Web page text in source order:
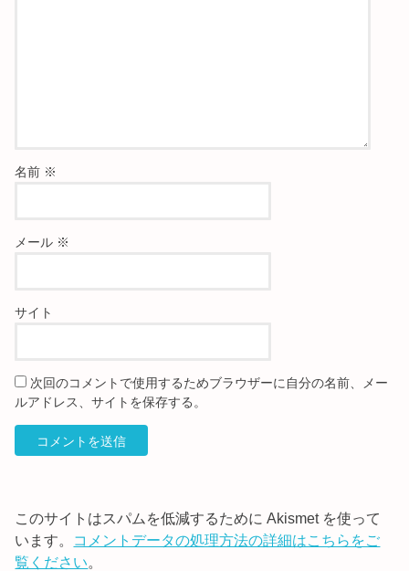
名前 ※
メール ※
サイト
次回のコメントで使用するためブラウザーに自分の名前、メー
ルアドレス、サイトを保存する。
このサイトはスパムを低減するために Akismet を使って
います。 コメントデータの処理方法の詳細はこちらをご
覧ください。